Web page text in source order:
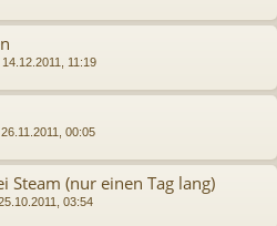
14.12.2011, 11:19
26.11.2011, 00:05
Steam (nur einen Tag lang)
03:54